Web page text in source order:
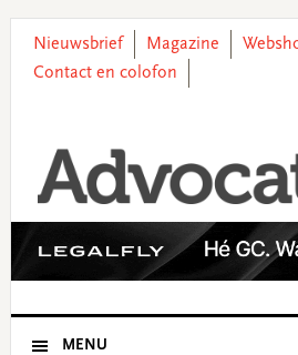
primary
main
primary
footer
Nieuwsbrief Magazine
Contact en colofon
MENU